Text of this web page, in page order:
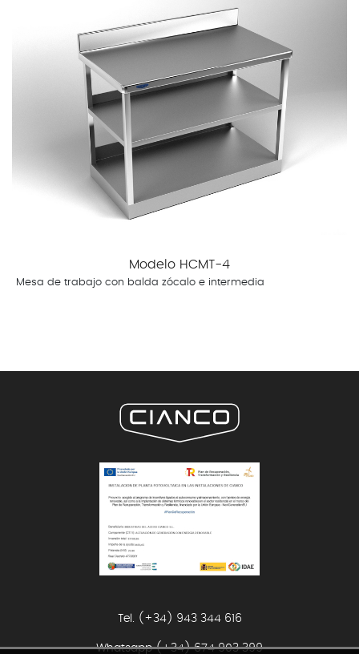
Modelo HCMT-4
Mesa de trabajo con balda zócalo e intermedia
Tel. (+34) 943 344 616
Whatsapp(+34) 674 903 399